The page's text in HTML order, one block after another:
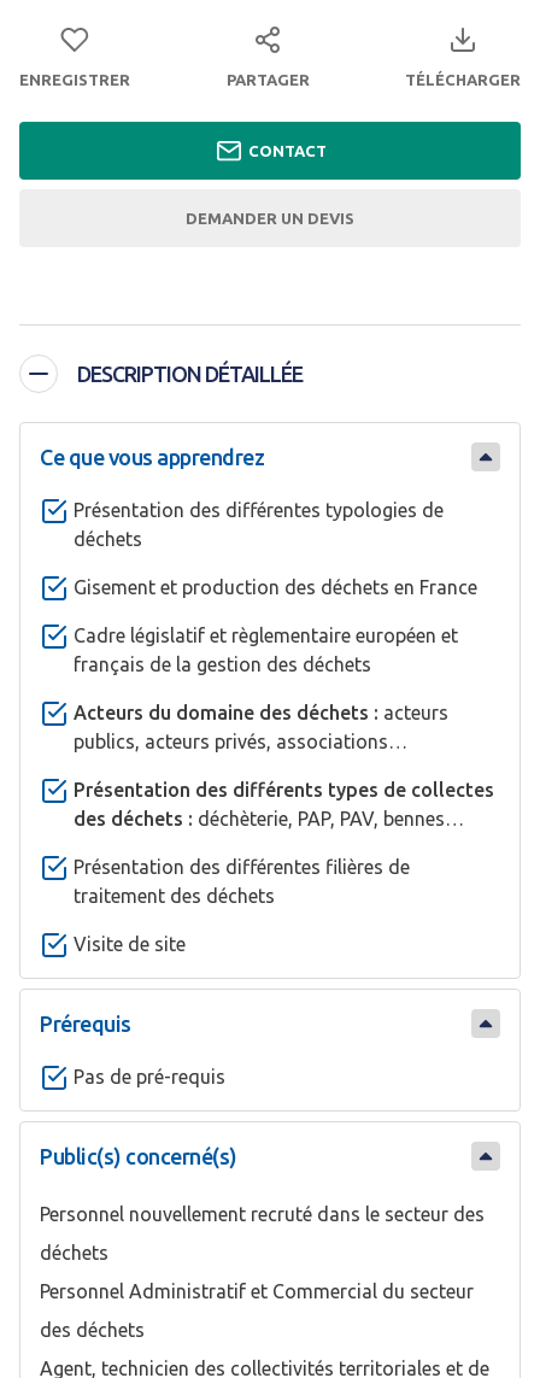
ENREGISTRER PARTAGER TÉLÉCHARGER
CONTACT
DEMANDER UN DEVIS
DESCRIPTION DÉTAILLÉE
Ce que vous apprendrez
Présentation des différentes typologies de
déchets
Gisement et production des déchets en France
Cadre législatif et règlementaire européen et
français de la gestion des déchets
Acteurs du domaine des déchets : acteurs
publics, acteurs privés, associations…
Présentation des différents types de collectes
des déchets : déchèterie, PAP, PAV, bennes…
Présentation des différentes filières de
traitement des déchets
Visite de site
Prérequis
Pas de pré-requis
Public(s) concerné(s)
Personnel nouvellement recruté dans le secteur des
déchets
Personnel Administratif et Commercial du secteur
des déchets
Agent, technicien des collectivités territoriales et de